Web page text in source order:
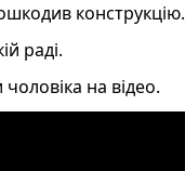
конструкцію.
раді.
на відео.